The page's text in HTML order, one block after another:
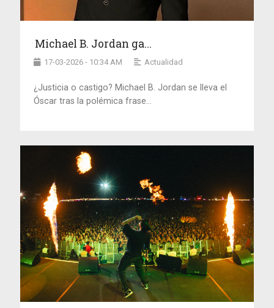
Michael B. Jordan ga...
17-03-2026 - 10:34 AM Actualidad
¿Justicia o castigo? Michael B. Jordan se lleva el
Óscar tras la polémica frase...